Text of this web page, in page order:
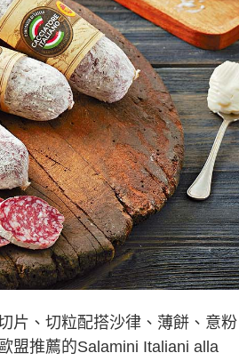
片、切粒配搭沙律、薄餅、意
盟推薦的Salamini Italiani alla